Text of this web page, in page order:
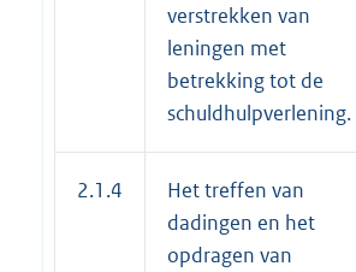
verstrekken van
leningen met
betrekking tot de
schuldhulpverlening.
2.1.4
Het treffen van
dadingen en het
opdragen van